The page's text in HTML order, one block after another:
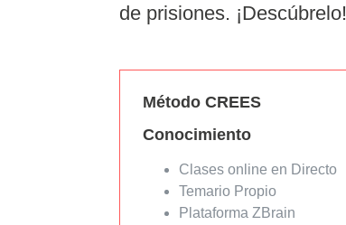
de prisiones. ¡Descúbrelo!
Método CREES
Conocimiento
Clases online en Directo
Temario Propio
Plataforma ZBrain